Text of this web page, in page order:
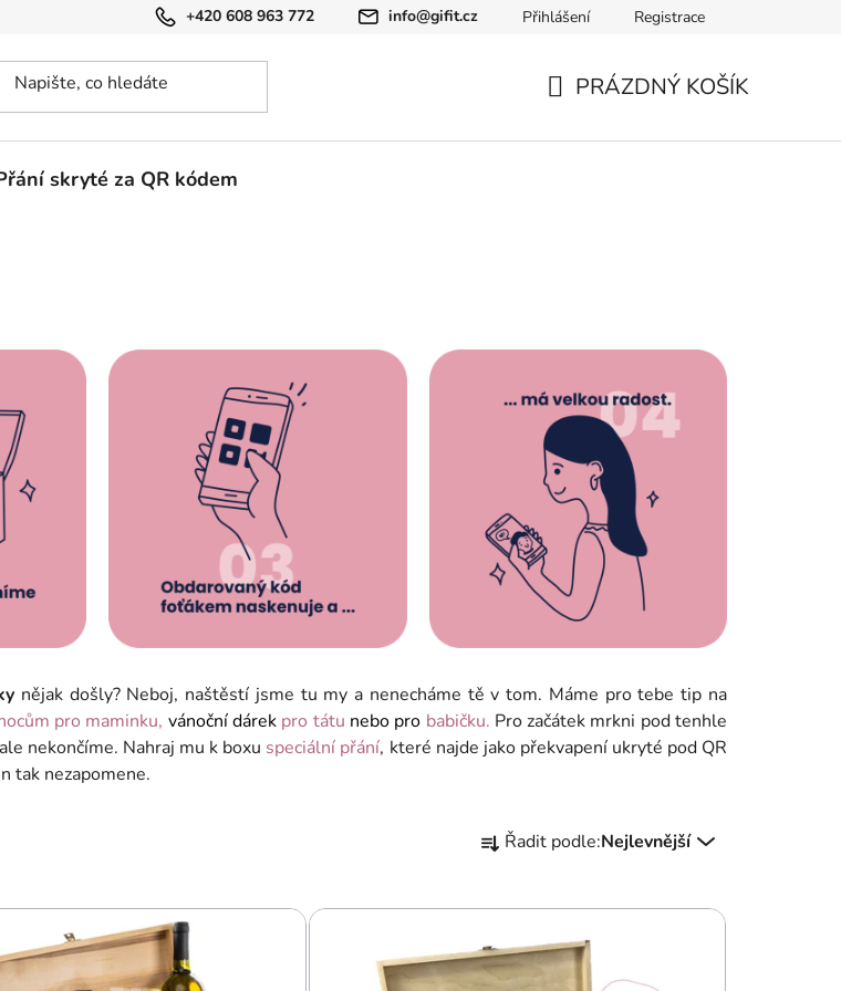
+420 608 963 772 info@gifit.cz Přihlášení Registrace
PRÁZDNÝ KOŠÍK
skryté za QR kódem
nějak došly? Neboj, naštěstí jsme tu my a nenecháme tě v tom. Máme pro tebe tip na
pro maminku, vánoční dárek pro tátu nebo pro babičku. Pro začátek mrkni pod tenhle
nekončíme. Nahraj mu k boxu speciální přání, které najde jako překvapení ukryté pod QR
tak nezapomene.
a
e
n
í
Řadit podle:Nejlevnější